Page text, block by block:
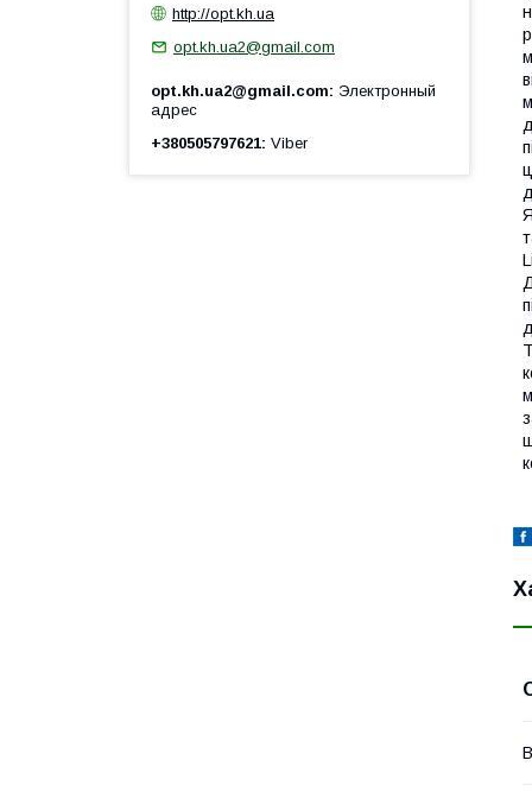
http://opt.kh.ua
opt.kh.ua2@gmail.com
opt.kh.ua2@gmail.com
Электронный
адрес
+380505797621 Viber